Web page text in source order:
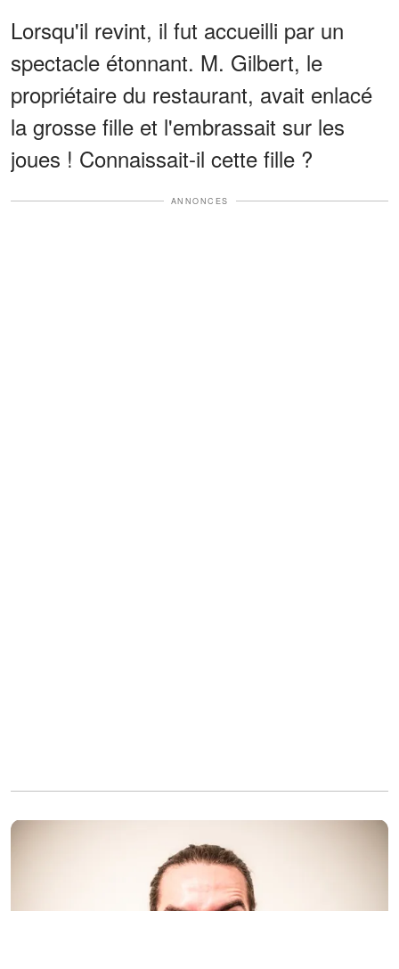
Lorsqu'il revint, il fut accueilli par un
spectacle étonnant. M. Gilbert, le
propriétaire du restaurant, avait enlacé
la grosse fille et l'embrassait sur les
joues ! Connaissait-il cette fille ?
ANNONCES